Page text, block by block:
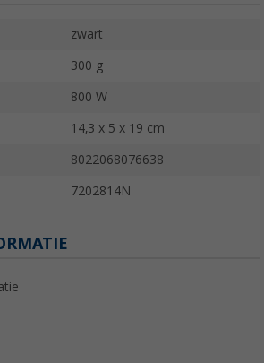
zwart
300 g
800 W
14,3 x 5 x 19 cm
8022068076638
7202814N